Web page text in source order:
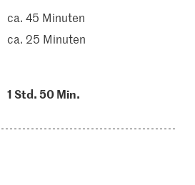
ca. 45 Minuten
ca. 25 Minuten
1 Std. 50 Min.